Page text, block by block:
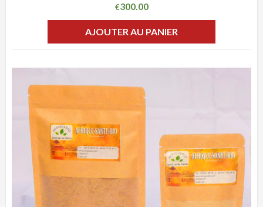
€300.00
AJOUTER AU PANIER